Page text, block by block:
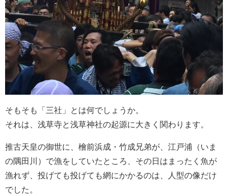
そもそも「三社」とは何でしょうか。
それは、浅草寺と浅草神社の起源に大きく関わります。
推古天皇の御世に、檜前浜成・竹成兄弟が、江戸浦（いま
の隅田川）で漁をしていたところ、その日はまったく魚が
漁れず、投げても投げても網にかかるのは、人型の像だけ
でした。